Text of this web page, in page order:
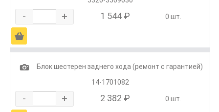
- + 1 544 ₽ 0 шт.
Ä
1
Блок шестерен заднего хода (ремонт с гарантией)
14-1701082
- + 2 382 ₽ 0 шт.